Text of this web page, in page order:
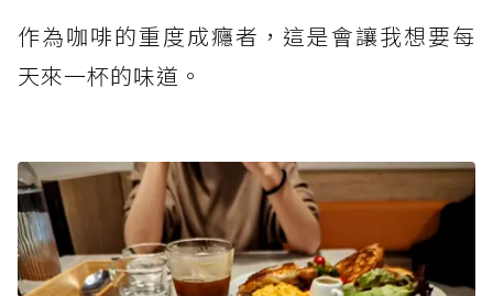
作為咖啡的重度成癮者，這是會讓我想要每
天來一杯的味道。